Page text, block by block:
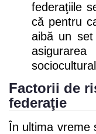
federaţiile
că pentru
aibă un set
Factorii de
federaţie
În ultima vreme